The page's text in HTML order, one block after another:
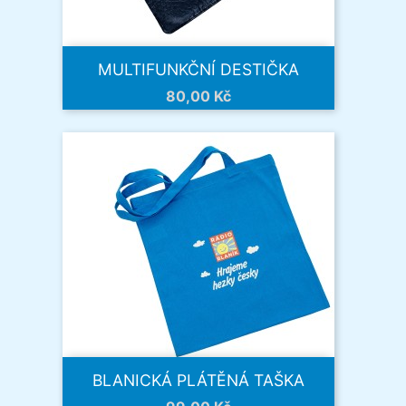
MULTIFUNKČNÍ DESTIČKA
Cena
80,00 Kč
BLANICKÁ PLÁTĚNÁ TAŠKA